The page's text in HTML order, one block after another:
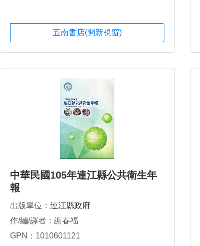
五南書店(開新視窗)
中華民國105年連江縣公共衛生年
報
出版單位： 連江縣政府
作/編/譯者：謝春福
GPN：1010601121